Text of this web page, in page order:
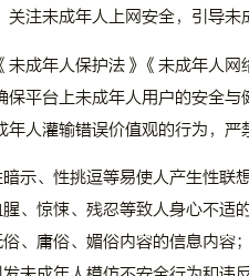
关注未成年人上网安全，引导
未成年人保护法》《未成年人
保平台上未成年人用户的安全
年人灌输错误价值观的行为，
示、性挑逗等易使人产生性联
、惊悚、残忍等致人身心不适
、庸俗、媚俗内容的信息内容；